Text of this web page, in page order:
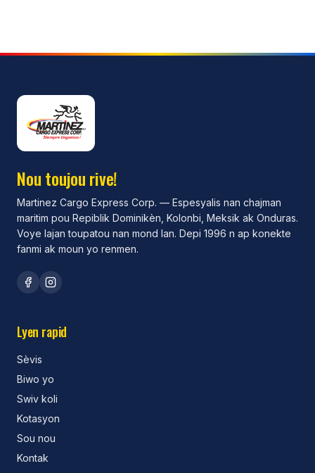
Nou toujou rive!
Martinez Cargo Express Corp. — Espesyalis nan chajman
maritim pou Repiblik Dominikèn, Kolonbi, Meksik ak Onduras.
Voye lajan toupatou nan mond lan. Depi 1996 n ap konekte
fanmi ak moun yo renmen.
Lyen rapid
Sèvis
Biwo yo
Swiv koli
Kotasyon
Sou nou
Kontak